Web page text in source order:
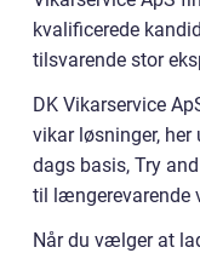
kvalificerede
tilsvarende stor
DK Vikarservice
vikar løsninger,
dags basis, Try
til længerevarende
Når du vælger at